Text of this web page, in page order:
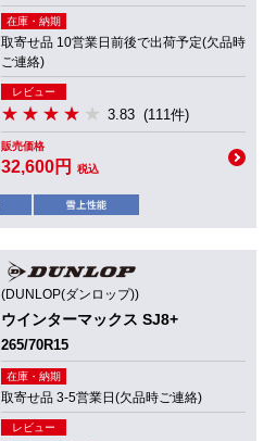
在庫・納期
取寄せ品 10営業日前後で出荷予定(欠品時
ご連絡)
レビュー
3.83 (111件)
販売価格
32,600円 税込
(DUNLOP(ダンロップ))
ウインターマックス SJ8+
265/70R15
在庫・納期
取寄せ品 3-5営業日(欠品時ご連絡)
レビュー